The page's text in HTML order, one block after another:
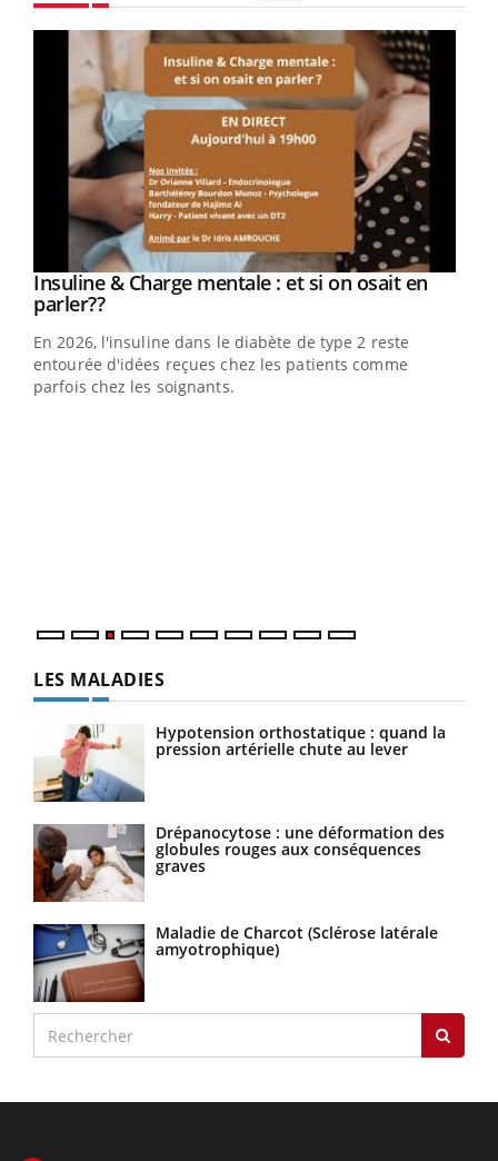
Youtube
Insuline & Charge mentale : et si on osait en
parler??Youtube
En 2026, l'insuline dans le diabète de type 2 reste
entourée d'idées reçues chez les patients comme
parfois chez les soignants.
LES MALADIES
Hypotension orthostatique : quand la
pression artérielle chute au lever
Drépanocytose : une déformation des
globules rouges aux conséquences
graves
Maladie de Charcot (Sclérose latérale
amyotrophique)